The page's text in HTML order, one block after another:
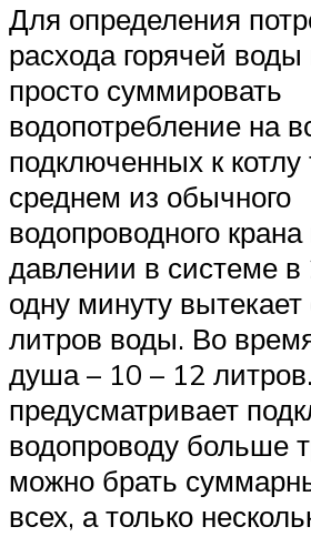
Для определения
расхода горячей
просто суммировать
водопотребление на
подключенных к котлу
среднем из обычного
водопроводного крана
давлении в системе в
одну минуту
литров воды. Во
душа – 10 – 12
предусматривает
водопроводу больше
можно брать
всех, а только